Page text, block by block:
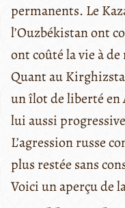
permanents. Le
l’Ouzbékistan ont
ont coûté la vie à
Quant au
un îlot de liberté en
lui aussi
L’agression russe
plus restée sans
Voici un aperçu de